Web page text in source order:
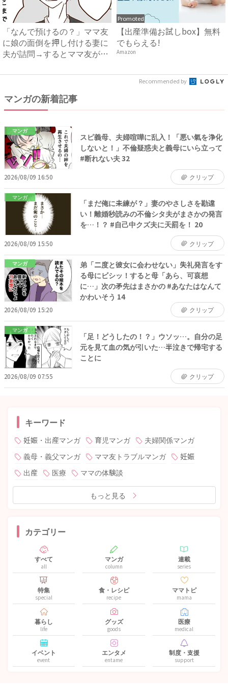
「なんで預けるの？」ママ友
に娘の面倒を押し付ける妻に
夫が詰問→するとママ友が衝
Promoted
【出産準備お試しbox】無料
でもらえる!
Amazon
Recommended by
マンガの新着記事
マンガ
スピ義母、夫婦喧嘩に乱入！「悪い氣を浄化
しないと！」不倫疑惑夫と義母にいら立って
#断れない夫 32
2026/08/09 16:50 クリップ
マンガ
「まだ俺に未練が？」妻のやさしさを勘違
い！離婚秒読みの不倫シタ夫がまさかの発言
を…！？ #自己中クズ夫に天罰を！ 20
2026/08/09 15:50 クリップ
マンガ
弟「二度と彼女に会わせない」失礼発言をす
る母にビシッ！すると母「あら、可哀想
に…」次の矛先はまさかの #あなたはなんて
かわいそう 14
2026/08/09 15:20 クリップ
マンガ
「足！どうしたの！？」ウソッ…。自分の足
元を見て血の気が引いた…半泣きで帰宅する
ことに
2026/08/09 07:55 クリップ
キーワード
妊娠・出産マンガ 育児マンガ
夫婦関係マンガ
義母・義父マンガ
ママ友トラブルマンガ
妊娠
出産
医療 ママの体験談
もっと見る
カテゴリー
すべて
all
マンガ
column
連載
series
特集
special
食・レシピ
recipe
ママトピ
mama
暮らし
life
グッズ
goods
医療
medical
イベント
event
エンタメ
entame
制度・支援
support